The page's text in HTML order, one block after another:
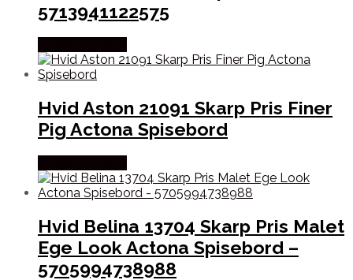
5713941122575
Hvid Aston 21091 Skarp Pris Finer
Pig Actona Spisebord
Hvid Belina 13704 Skarp Pris Malet
Ege Look Actona Spisebord –
5705994738988